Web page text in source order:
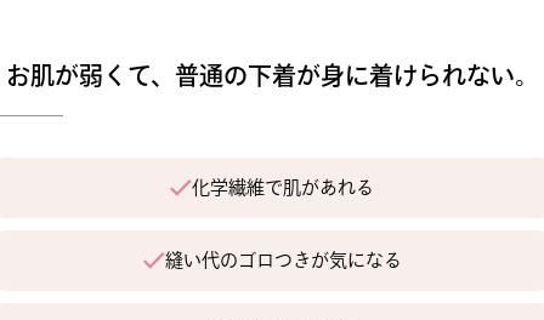
お肌が弱くて、普通の下着が身に着けられない。
化学繊維で肌があれる
縫い代のゴロつきが気になる